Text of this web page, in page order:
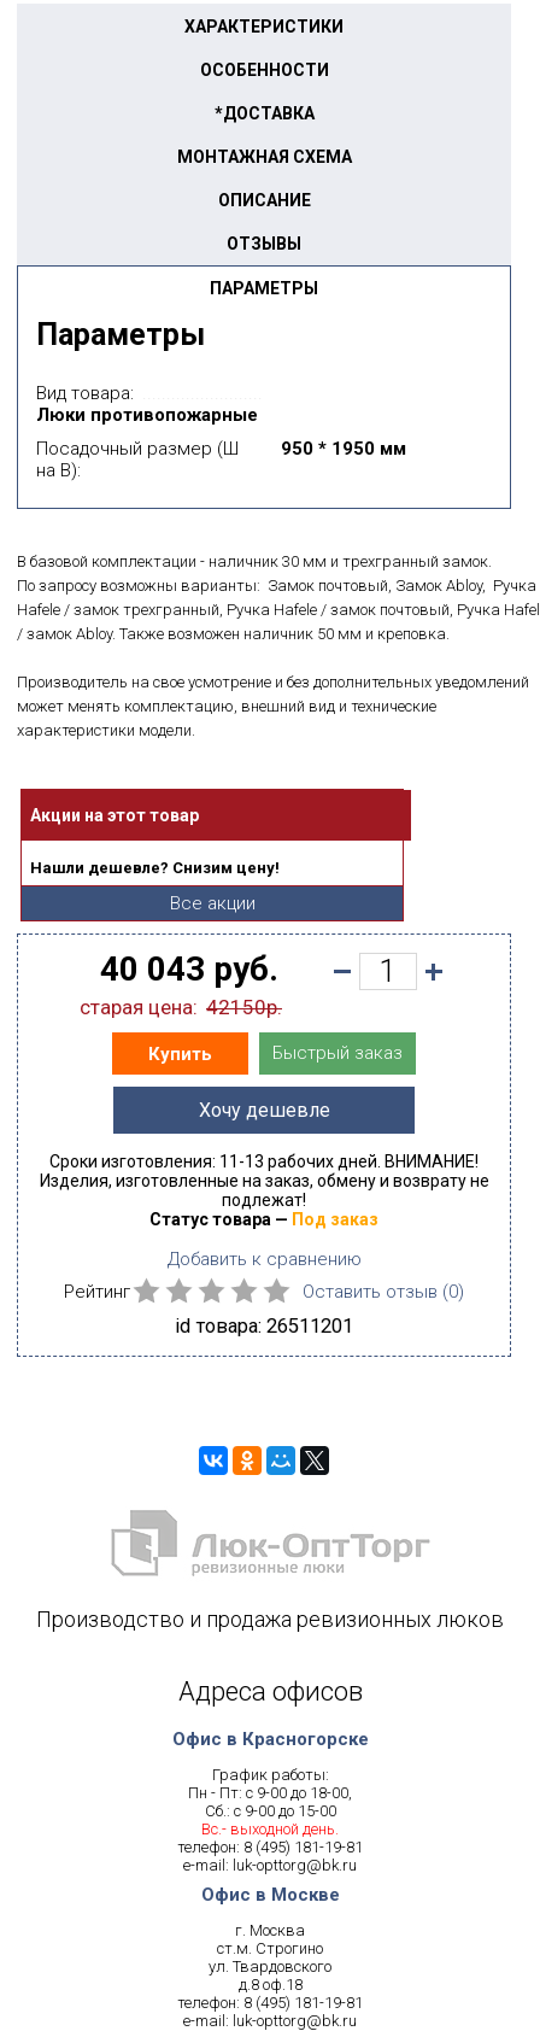
ПАРАМЕТРЫ
ХАРАКТЕРИСТИКИ
ОСОБЕННОСТИ
*ДОСТАВКА
МОНТАЖНАЯ СХЕМА
ОПИСАНИЕ
ОТЗЫВЫ
Параметры
Вид товара:
Люки противопожарные
Посадочный размер (Ш
на В):
950 * 1950 мм
В базовой комплектации - наличник 30 мм и трехгранный замок.
По запросу возможны варианты: Замок почтовый, Замок Abloy, Ручка
Hafele / замок трехгранный, Ручка Hafele / замок почтовый, Ручка
/ замок Abloy. Также возможен наличник 50 мм и креповка.
Производитель на свое усмотрение и без дополнительных уведомлений
может менять комплектацию, внешний вид и технические
характеристики модели.
Акции на этот товар
Нашли дешевле? Снизим цену!
Все акции
40 043 руб.
старая цена: 42150р.
Купить Быстрый заказ
Хочу дешевле
Сроки изготовления: 11-13 рабочих дней. ВНИМАНИЕ!
Изделия, изготовленные на заказ, обмену и возврату не
подлежат!
Статус товара — Под заказ
Добавить к сравнению
Рейтинг
Оставить отзыв (0)
id товара: 26511201
Производство и продажа ревизионных люков
Адреса офисов
Офис в Красногорске
График работы:
Пн - Пт: с 9-00 до 18-00,
Сб.: с 9-00 до 15-00
Вс.- выходной день.
телефон: 8 (495) 181-19-81
e-mail: luk-opttorg@bk.ru
Офис в Москве
г. Москва
ст.м. Строгино
ул. Твардовского
д.8 оф.18
телефон: 8 (495) 181-19-81
e-mail: luk-opttorg@bk.ru